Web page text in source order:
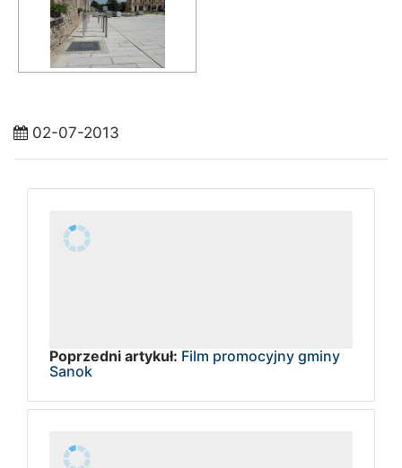
02-07-2013
Poprzedni artykuł: Film promocyjny gminy
Sanok